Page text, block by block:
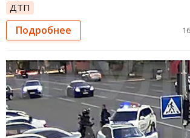
ДТП
Подробнее